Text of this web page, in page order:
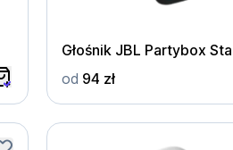
Głośnik JBL Partybox
od 94 zł